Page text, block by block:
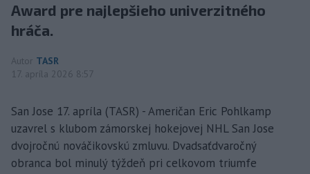
Award pre najlepšieho univerzitného
hráča.
Autor TASR
17. apríla 2026 8:57
San Jose 17. apríla (TASR) - Američan Eric Pohlkamp
uzavrel s klubom zámorskej hokejovej NHL San Jose
dvojročnú nováčikovskú zmluvu. Dvadsaťdvaročný
obranca bol minulý týždeň pri celkovom triumfe